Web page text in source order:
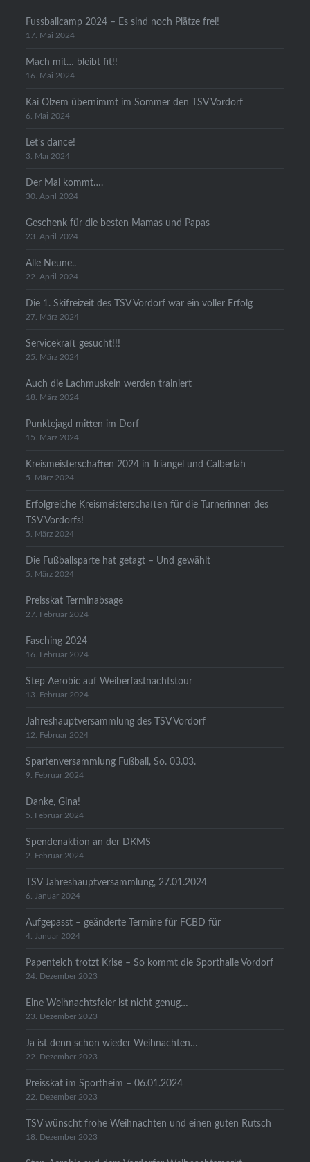
Fussballcamp 2024 – Es sind noch Plätze frei!
17. Mai 2024
Mach mit… bleibt fit!!
16. Mai 2024
Kai Olzem übernimmt im Sommer den TSV Vordorf
6. Mai 2024
Let’s dance!
3. Mai 2024
Der Mai kommt….
30. April 2024
Geschenk für die besten Mamas und Papas
23. April 2024
Alle Neune..
22. April 2024
Die 1. Skifreizeit des TSV Vordorf war ein voller Erfolg
27. März 2024
Servicekraft gesucht!!!
25. März 2024
Auch die Lachmuskeln werden trainiert
18. März 2024
Punktejagd mitten im Dorf
15. März 2024
Kreismeisterschaften 2024 in Triangel und Calberlah
5. März 2024
Erfolgreiche Kreismeisterschaften für die Turnerinnen des
TSV Vordorfs!
5. März 2024
Die Fußballsparte hat getagt – Und gewählt
5. März 2024
Preisskat Terminabsage
27. Februar 2024
Fasching 2024
16. Februar 2024
Step Aerobic auf Weiberfastnachtstour
13. Februar 2024
Jahreshauptversammlung des TSV Vordorf
12. Februar 2024
Spartenversammlung Fußball, So. 03.03.
9. Februar 2024
Danke, Gina!
5. Februar 2024
Spendenaktion an der DKMS
2. Februar 2024
TSV Jahreshauptversammlung, 27.01.2024
6. Januar 2024
Aufgepasst – geänderte Termine für FCBD für
4. Januar 2024
Papenteich trotzt Krise – So kommt die Sporthalle Vordorf
24. Dezember 2023
Eine Weihnachtsfeier ist nicht genug…
23. Dezember 2023
Ja ist denn schon wieder Weihnachten…
22. Dezember 2023
Preisskat im Sportheim – 06.01.2024
22. Dezember 2023
TSV wünscht frohe Weihnachten und einen guten Rutsch
18. Dezember 2023